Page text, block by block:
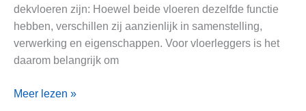
dekvloeren zijn: Hoewel beide vloeren dezelfde functie
hebben, verschillen zij aanzienlijk in samenstelling,
verwerking en eigenschappen. Voor vloerleggers is het
daarom belangrijk om
Zandcement
Meer lezen »